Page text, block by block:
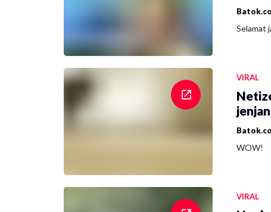
Batok.co
Selamat
VIRAL
Batok.co
WOW!
VIRAL